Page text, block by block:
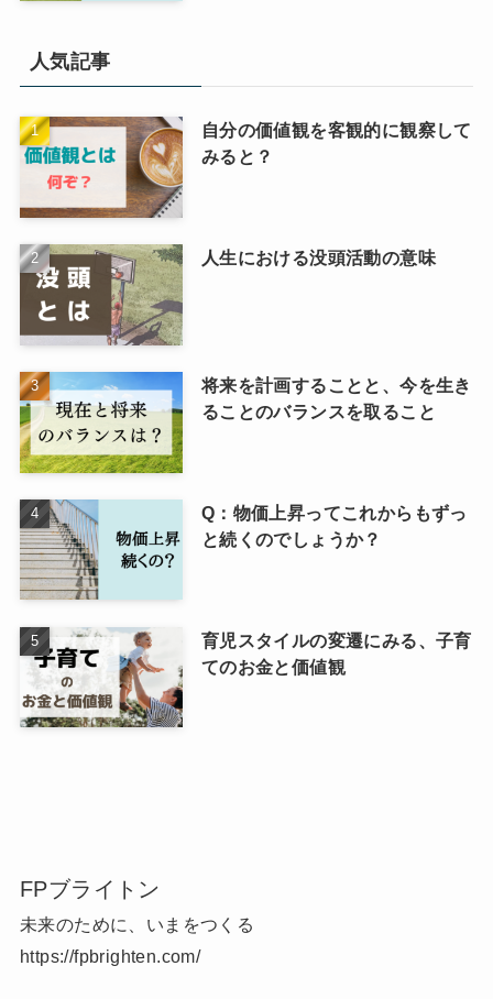
人気記事
自分の価値観を客観的に観察して
みると？
人生における没頭活動の意味
将来を計画することと、今を生き
ることのバランスを取ること
Q：物価上昇ってこれからもずっ
と続くのでしょうか？
育児スタイルの変遷にみる、子育
てのお金と価値観
FPブライトン
未来のために、いまをつくる
https://fpbrighten.com/